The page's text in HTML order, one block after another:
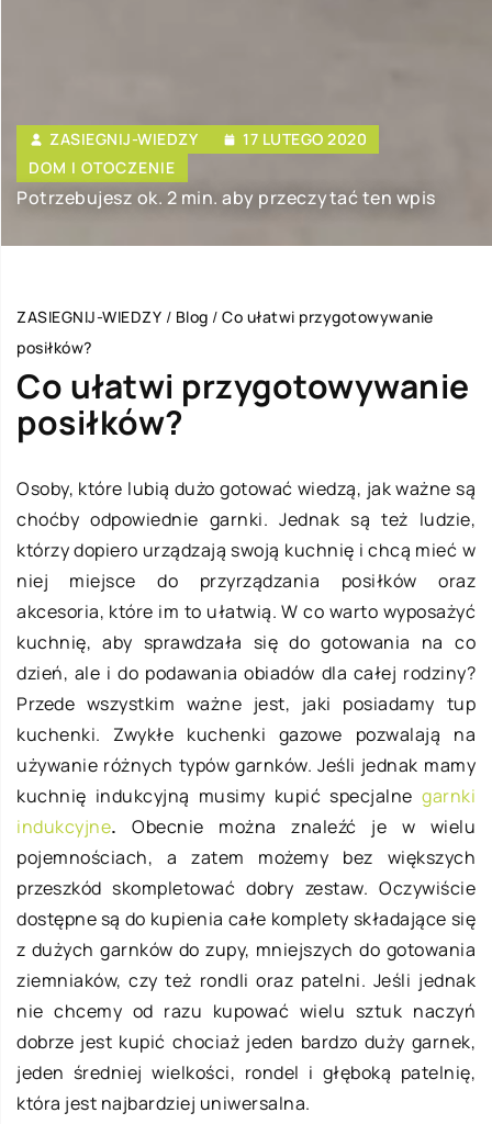
ZASIEGNIJ-WIEDZY
17 LUTEGO 2020
DOM I OTOCZENIE
Potrzebujesz ok. 2 min. aby przeczytać ten wpis
ZASIEGNIJ-WIEDZY / Blog / Co ułatwi przygotowywanie
posiłków?
Co ułatwi przygotowywanie
posiłków?
Osoby, które lubią dużo gotować wiedzą, jak ważne są
choćby odpowiednie garnki. Jednak są też ludzie,
którzy dopiero urządzają swoją kuchnię i chcą mieć w
niej miejsce do przyrządzania posiłków oraz
akcesoria, które im to ułatwią. W co warto wyposażyć
kuchnię, aby sprawdzała się do gotowania na co
dzień, ale i do podawania obiadów dla całej rodziny?
Przede wszystkim ważne jest, jaki posiadamy tup
kuchenki. Zwykłe kuchenki gazowe pozwalają na
używanie różnych typów garnków. Jeśli jednak mamy
kuchnię indukcyjną musimy kupić specjalne garnki
indukcyjne. Obecnie można znaleźć je w wielu
pojemnościach, a zatem możemy bez większych
przeszkód skompletować dobry zestaw. Oczywiście
dostępne są do kupienia całe komplety składające się
z dużych garnków do zupy, mniejszych do gotowania
ziemniaków, czy też rondli oraz patelni. Jeśli jednak
nie chcemy od razu kupować wielu sztuk naczyń
dobrze jest kupić chociaż jeden bardzo duży garnek,
jeden średniej wielkości, rondel i głęboką patelnię,
która jest najbardziej uniwersalna.